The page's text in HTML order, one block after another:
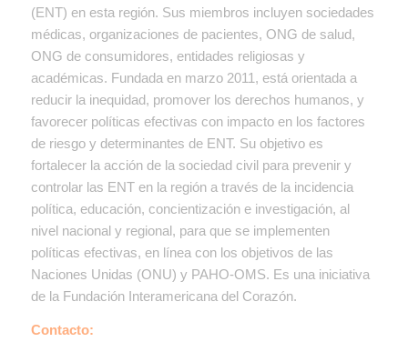
(ENT) en esta región. Sus miembros incluyen sociedades
médicas, organizaciones de pacientes, ONG de salud,
ONG de consumidores, entidades religiosas y
académicas. Fundada en marzo 2011, está orientada a
reducir la inequidad, promover los derechos humanos, y
favorecer políticas efectivas con impacto en los factores
de riesgo y determinantes de ENT. Su objetivo es
fortalecer la acción de la sociedad civil para prevenir y
controlar las ENT en la región a través de la incidencia
política, educación, concientización e investigación, al
nivel nacional y regional, para que se implementen
políticas efectivas, en línea con los objetivos de las
Naciones Unidas (ONU) y PAHO-OMS. Es una iniciativa
de la Fundación Interamericana del Corazón.
Contacto: